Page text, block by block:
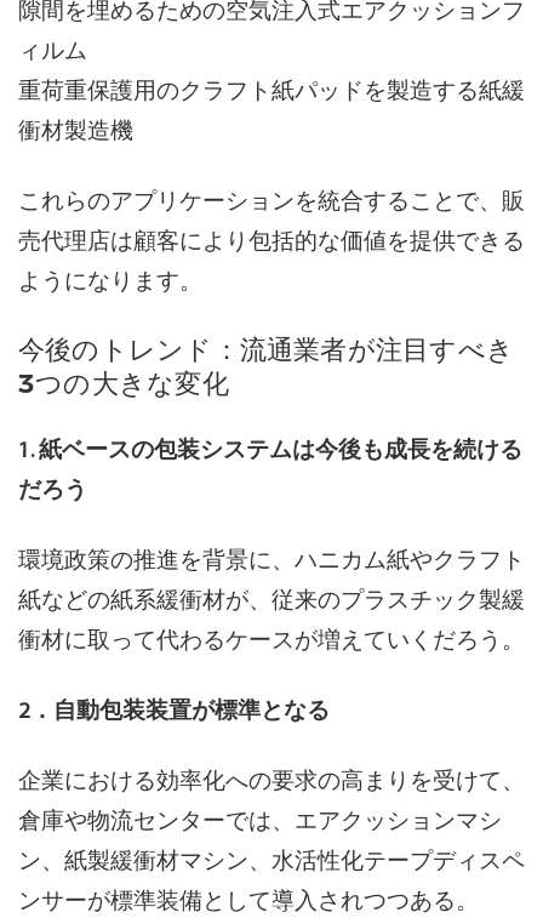
隙間を埋めるための空気注入式エアクッションフ
ィルム
重荷重保護用のクラフト紙パッドを製造する紙緩
衝材製造機
これらのアプリケーションを統合することで、販
売代理店は顧客により包括的な価値を提供できる
ようになります。
今後のトレンド：流通業者が注目すべき
3つの大きな変化
1. 紙ベースの包装システムは今後も成長を続ける
だろう
環境政策の推進を背景に、ハニカム紙やクラフト
紙などの紙系緩衝材が、従来のプラスチック製緩
衝材に取って代わるケースが増えていくだろう。
2．自動包装装置が標準となる
企業における効率化への要求の高まりを受けて、
倉庫や物流センターでは、エアクッションマシ
ン、紙製緩衝材マシン、水活性化テープディスペ
ンサーが標準装備として導入されつつある。